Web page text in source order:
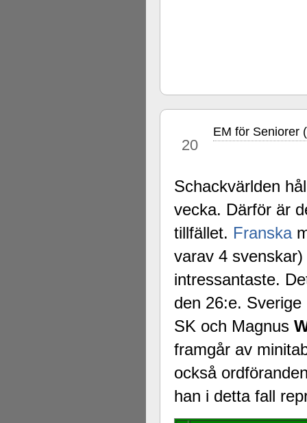
20
EM för Seniorer
Schackvärlden
vecka. Därför är
tillfället. Franska
varav 4
intressantaste.
den 26:e.
SK och Magnus
framgår av
också
han i detta fall